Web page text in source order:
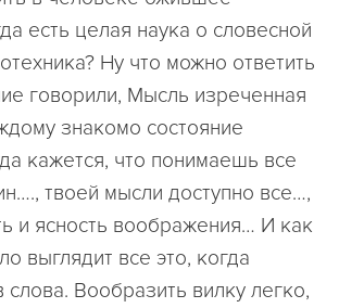
есть целая наука о словесной
Ну что можно ответить
говорили, Мысль изреченная
знакомо состояние
кажется, что понимаешь все
твоей мысли доступно все…,
и ясность воображения… И как
выглядит все это, когда
Вообразить вилку легко,